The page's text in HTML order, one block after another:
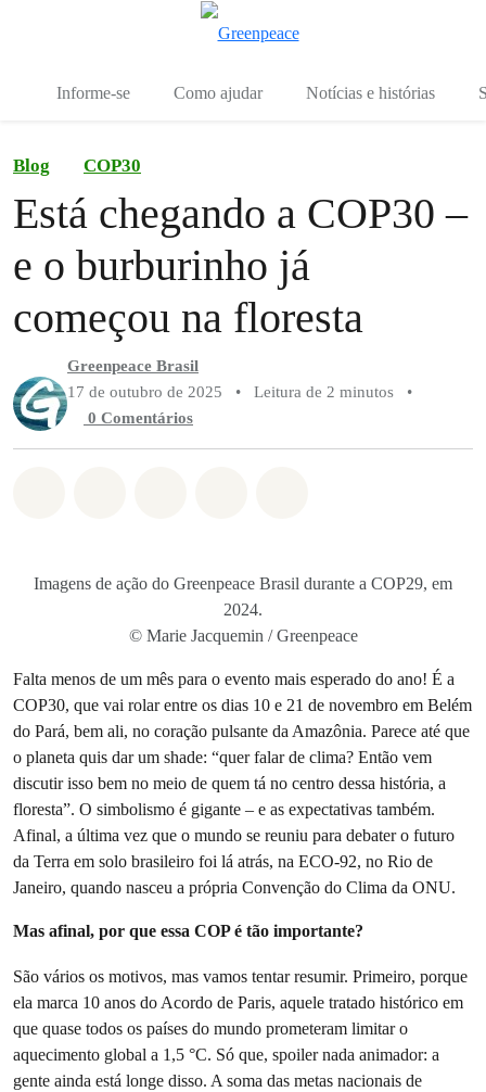
Informe-se Como ajudar Notícias e histórias
Blog COP30
Está chegando a COP30 –
e o burburinho já
começou na floresta
Greenpeace Brasil
17 de outubro de 2025
• Leitura de 2 minutos
•
0 Comentários
Imagens de ação do Greenpeace Brasil durante a COP29, em
2024.
© Marie Jacquemin / Greenpeace
Falta menos de um mês para o evento mais esperado do ano! É a
COP30, que vai rolar entre os dias 10 e 21 de novembro em Belém
do Pará, bem ali, no coração pulsante da Amazônia. Parece até que
o planeta quis dar um shade: “quer falar de clima? Então vem
discutir isso bem no meio de quem tá no centro dessa história, a
floresta”. O simbolismo é gigante – e as expectativas também.
Afinal, a última vez que o mundo se reuniu para debater o futuro
da Terra em solo brasileiro foi lá atrás, na ECO-92, no Rio de
Janeiro, quando nasceu a própria Convenção do Clima da ONU.
Mas afinal, por que essa COP é tão importante?
São vários os motivos, mas vamos tentar resumir. Primeiro, porque
ela marca 10 anos do Acordo de Paris, aquele tratado histórico em
que quase todos os países do mundo prometeram limitar o
aquecimento global a 1,5 °C. Só que, spoiler nada animador: a
gente ainda está longe disso. A soma das metas nacionais de